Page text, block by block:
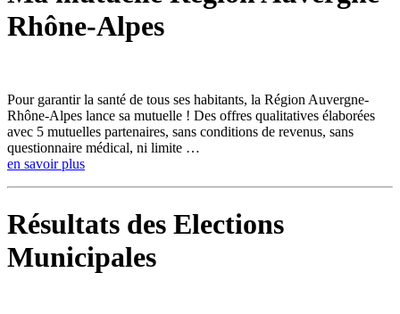
Rhône-Alpes
Pour garantir la santé de tous ses habitants, la Région Auvergne-
Rhône-Alpes lance sa mutuelle ! Des offres qualitatives élaborées
avec 5 mutuelles partenaires, sans conditions de revenus, sans
questionnaire médical, ni limite …
en savoir plus
Résultats des Elections
Municipales